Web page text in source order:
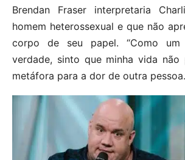
Brendan Fraser interpretaria
homem heterossexual e que não
corpo de seu papel. “Como
verdade, sinto que minha vida não
metáfora para a dor de outra